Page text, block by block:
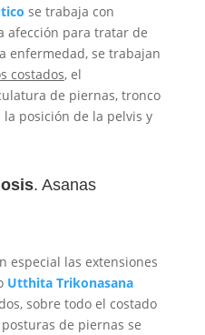
se trabaja con
afección para tratar de
enfermedad, se trabajan
costados, el
de piernas, tronco
la posición de la pelvis y
. Asanas
especial las extensiones
Utthita Trikonasana
sobre todo el costado
de piernas se